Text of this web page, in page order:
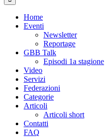
Home
Eventi
Newsletter
Reportage
GBB Talk
Episodi 1a stagione
Video
Servizi
Federazioni
Categorie
Articoli
Articoli short
Contatti
FAQ